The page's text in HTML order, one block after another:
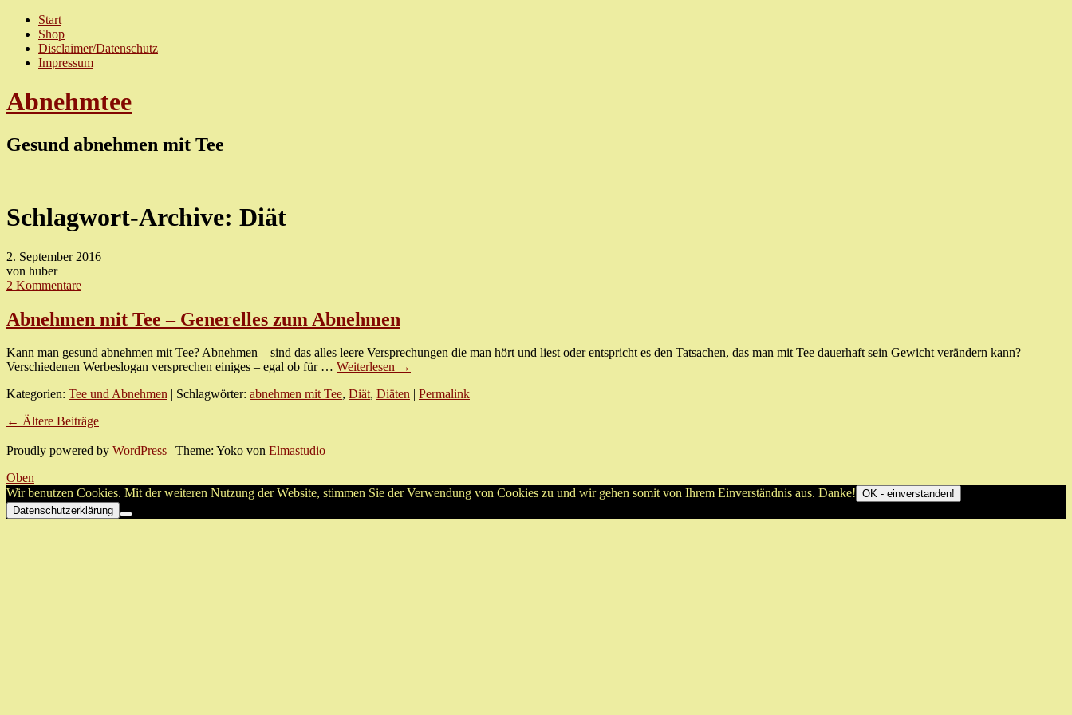
Start
Shop
Disclaimer/Datenschutz
Impressum
Abnehmtee
Gesund abnehmen mit Tee
Schlagwort-Archive: Diät
2. September 2016
von huber
2 Kommentare
Abnehmen mit Tee – Generelles zum Abnehmen
Kann man gesund abnehmen mit Tee? Abnehmen – sind das alles leere Versprechungen die man hört und liest oder entspricht es den Tatsachen, das man mit Tee dauerhaft sein Gewicht verändern kann?
Verschiedenen Werbeslogan versprechen einiges – egal ob für … Weiterlesen →
Kategorien: Tee und Abnehmen | Schlagwörter: abnehmen mit Tee, Diät, Diäten
Permalink
← Ältere Beiträge
Proudly powered by WordPress | Theme: Yoko von Elmastudio
Oben
Wir benutzen Cookies. Mit der weiteren Nutzung der Website, stimmen Sie der Verwendung von Cookies zu und wir gehen somit von Ihrem Einverständnis aus. Danke! OK - einverstanden!
Datenschutzerklärung